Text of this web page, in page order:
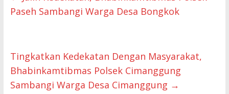
Paseh Sambangi Warga Desa Bongkok
Tingkatkan Kedekatan Dengan Masyarakat,
Bhabinkamtibmas Polsek Cimanggung
Sambangi Warga Desa Cimanggung →